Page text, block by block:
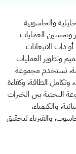
والحاسوبية
وتحسين العمليات
ذات الانبعاثات
وتطوير العمليات
تستخدم مجموعة
وتكامل الطاقة، وكفاءة
البحثية بين الخبرات
والكيمياء،
والفيزياء لتحقيق